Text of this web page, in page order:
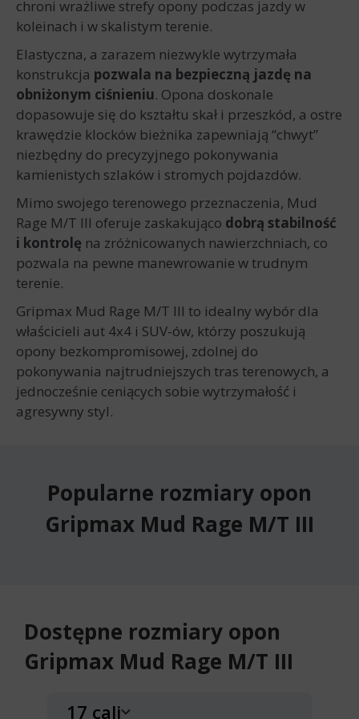
chroni wrażliwe strefy opony podczas jazdy w
koleinach i w skalistym terenie.
Elastyczna, a zarazem niezwykle wytrzymała
konstrukcja pozwala na bezpieczną jazdę na
obniżonym ciśnieniu. Opona doskonale
dopasowuje się do kształtu skał i przeszkód, a ostre
krawędzie klocków bieżnika zapewniają “chwyt”
niezbędny do precyzyjnego pokonywania
kamienistych szlaków i stromych pojdazdów.
Mimo swojego terenowego przeznaczenia, Mud
Rage M/T III oferuje zaskakująco dobrą stabilność
i kontrolę na zróżnicowanych nawierzchniach, co
pozwala na pewne manewrowanie w trudnym
terenie.
Gripmax Mud Rage M/T III to idealny wybór dla
właścicieli aut 4x4 i SUV-ów, którzy poszukują
opony bezkompromisowej, zdolnej do
pokonywania najtrudniejszych tras terenowych, a
jednocześnie ceniących sobie wytrzymałość i
agresywny styl.
Popularne rozmiary opon
Gripmax Mud Rage M/T III
Dostępne rozmiary opon
Gripmax Mud Rage M/T III
17 cali